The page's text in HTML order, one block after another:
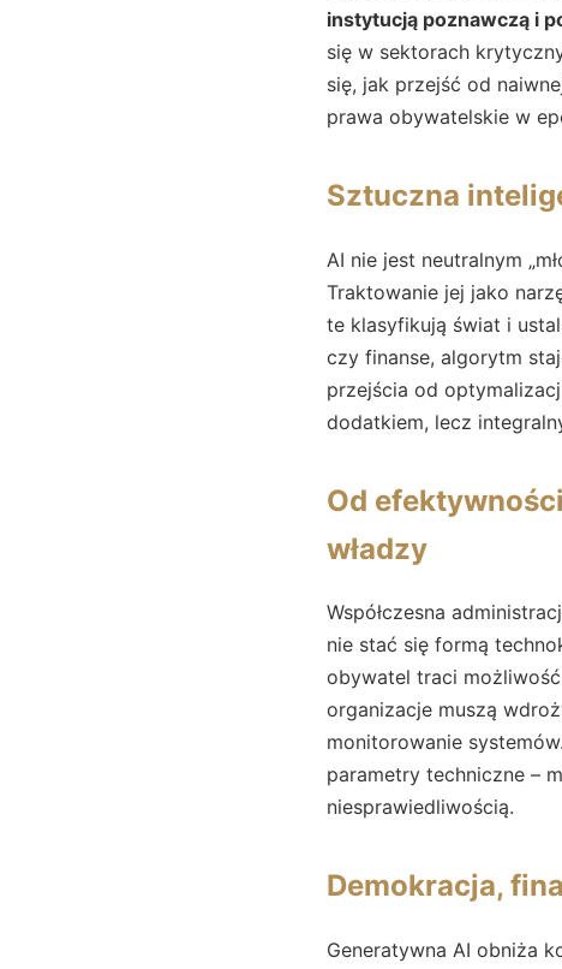
instytucją poznawczą i
się w sektorach
się, jak przejść od
prawa obywatelskie w
Sztuczna
AI nie jest neutralnym
Traktowanie jej jako
te klasyfikują świat i
czy finanse, algorytm
przejścia od
dodatkiem, lecz
Od
władzy
Współczesna
nie stać się formą
obywatel traci możliwość
organizacje muszą
monitorowanie
parametry techniczne –
niesprawiedliwością.
Demokracja,
Generatywna AI obniża